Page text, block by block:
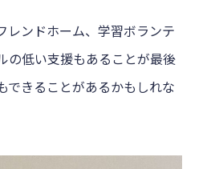
レンドホーム、学習ボランテ
の低い支援もあることが最後
できることがあるかもしれな